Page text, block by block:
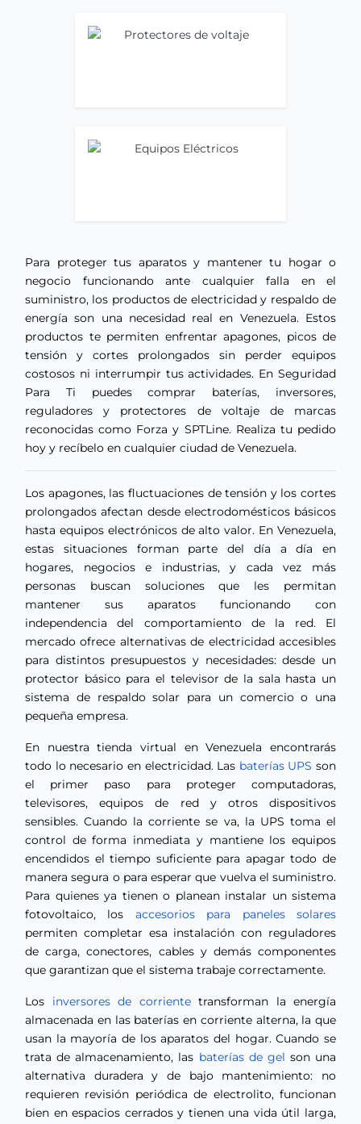
Para proteger tus aparatos y mantener tu hogar o
negocio funcionando ante cualquier falla en el
suministro, los productos de electricidad y respaldo de
energía son una necesidad real en Venezuela. Estos
productos te permiten enfrentar apagones, picos de
tensión y cortes prolongados sin perder equipos
costosos ni interrumpir tus actividades. En Seguridad
Para Ti puedes comprar baterías, inversores,
reguladores y protectores de voltaje de marcas
reconocidas como Forza y SPTLine. Realiza tu pedido
hoy y recíbelo en cualquier ciudad de Venezuela.
Los apagones, las fluctuaciones de tensión y los cortes
prolongados afectan desde electrodomésticos básicos
hasta equipos electrónicos de alto valor. En Venezuela,
estas situaciones forman parte del día a día en
hogares, negocios e industrias, y cada vez más
personas buscan soluciones que les permitan
mantener sus aparatos funcionando con
independencia del comportamiento de la red. El
mercado ofrece alternativas de electricidad accesibles
para distintos presupuestos y necesidades: desde un
protector básico para el televisor de la sala hasta un
sistema de respaldo solar para un comercio o una
pequeña empresa.
En nuestra tienda virtual en Venezuela encontrarás
todo lo necesario en electricidad. Las baterías UPS son
el primer paso para proteger computadoras,
televisores, equipos de red y otros dispositivos
sensibles. Cuando la corriente se va, la UPS toma el
control de forma inmediata y mantiene los equipos
encendidos el tiempo suficiente para apagar todo de
manera segura o para esperar que vuelva el suministro.
Para quienes ya tienen o planean instalar un sistema
fotovoltaico, los
accesorios para paneles solares
permiten completar esa instalación con reguladores
de carga, conectores, cables y demás componentes
que garantizan que el sistema trabaje correctamente.
Los inversores de corriente transforman la energía
almacenada en las baterías en corriente alterna, la que
usan la mayoría de los aparatos del hogar. Cuando se
trata de almacenamiento, las baterías de gel son una
alternativa duradera y de bajo mantenimiento: no
requieren revisión periódica de electrolito, funcionan
bien en espacios cerrados y tienen una vida útil larga,